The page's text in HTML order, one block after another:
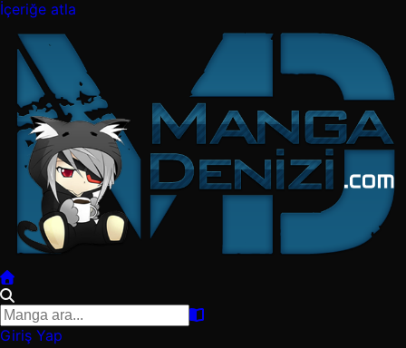
İçeriğe atla
Giriş Yap